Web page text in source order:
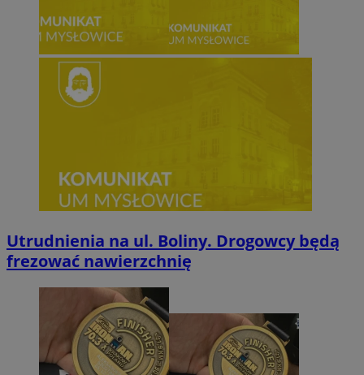
Utrudnienia na ul. Boliny. Drogowcy będą
frezować nawierzchnię